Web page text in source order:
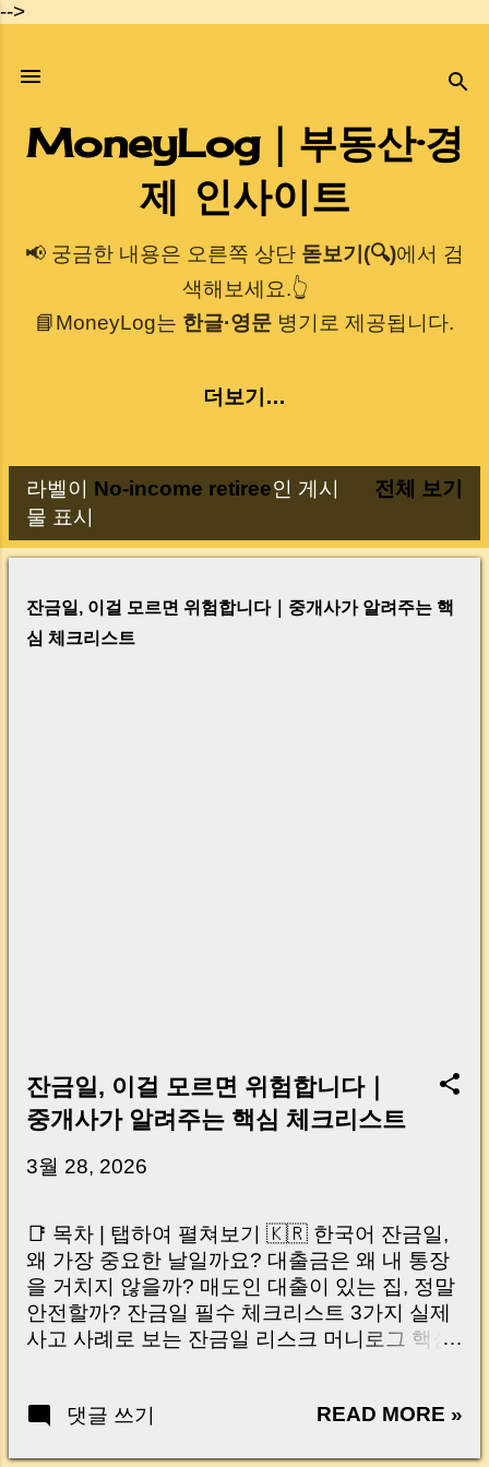
-->
기본 콘텐츠로 건너뛰기
MoneyLog｜부동산·경
제 인사이트
📢 궁금한 내용은 오른쪽 상단 돋보기(🔍)에서 검
색해보세요.👆
📘MoneyLog는 한글·영문 병기로 제공됩니다.
더보기…
글
라벨이 No-income retiree인 게시
물 표시
전체 보기
잔금일, 이걸 모르면 위험합니다｜중개사가 알려주는 핵
심 체크리스트
잔금일, 이걸 모르면 위험합니다｜
중개사가 알려주는 핵심 체크리스트
3월 28, 2026
📑 목차 | 탭하여 펼쳐보기 🇰🇷 한국어 잔금일,
왜 가장 중요한 날일까요? 대출금은 왜 내 통장
을 거치지 않을까? 매도인 대출이 있는 집, 정말
안전할까? 잔금일 필수 체크리스트 3가지 실제
사고 사례로 보는 잔금일 리스크 머니로그 핵심
Your Account Is It Safe If the Seller Has a
댓글 쓰기 READ MORE »